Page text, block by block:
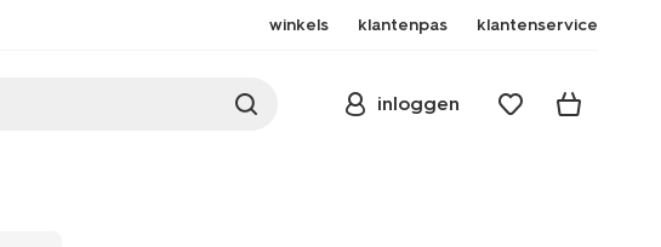
winkels klantenpas klantenservice
inloggen